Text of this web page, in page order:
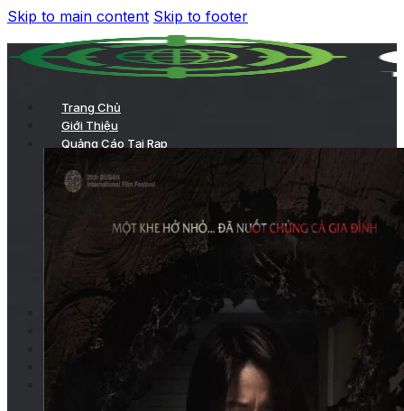
Skip to main content Skip to footer
Trang Chủ
Giới Thiệu
Quảng Cáo Tại Rạp
TVC chiếu trong phòng chiếu
Chiếu TVC trên hệ thống LCD của rạp
Quảng cáo ở sảnh chờ
Kích hoạt thương hiệu
Quảng cáo tại hành lang
Các hình thức quảng cáo tại rạp khác
Quảng Cáo Trong Phim
Khách Hàng